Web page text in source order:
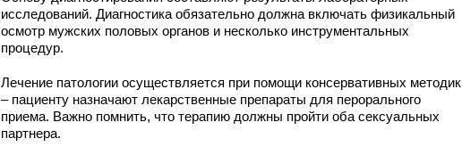
исследований. Диагностика обязательно должна включать физикальный
осмотр мужских половых органов и несколько инструментальных
процедур.
Лечение патологии осуществляется при помощи консервативных методик
– пациенту назначают лекарственные препараты для перорального
приема. Важно помнить, что терапию должны пройти оба сексуальных
партнера.